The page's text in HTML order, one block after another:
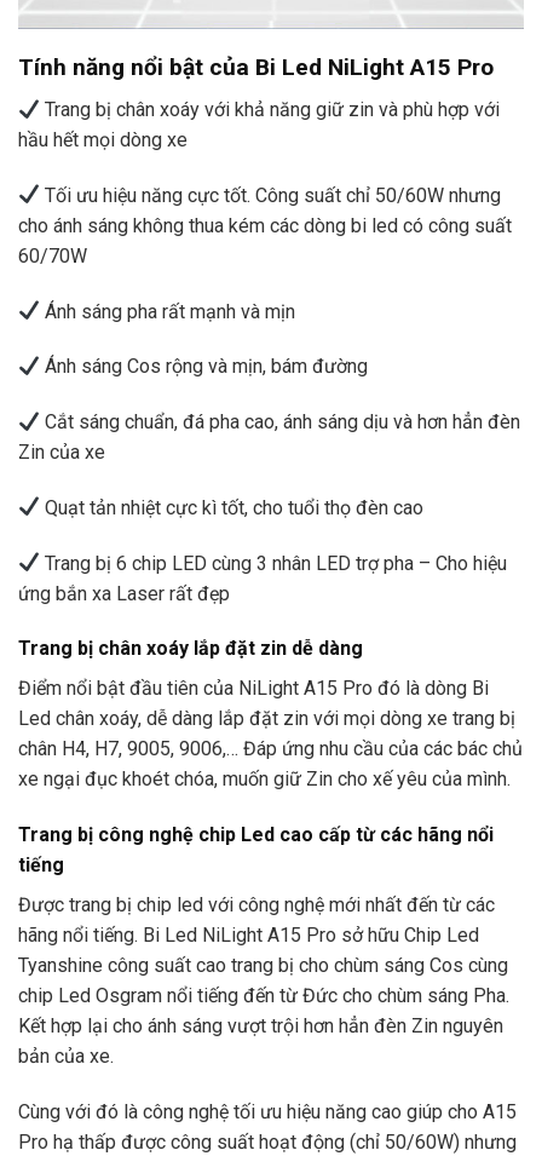
Tính năng nổi bật của Bi Led NiLight A15 Pro
Trang bị chân xoáy với khả năng giữ zin và phù hợp với
hầu hết mọi dòng xe
Tối ưu hiệu năng cực tốt. Công suất chỉ 50/60W nhưng
cho ánh sáng không thua kém các dòng bi led có công suất
60/70W
Ánh sáng pha rất mạnh và mịn
Ánh sáng Cos rộng và mịn, bám đường
Cắt sáng chuẩn, đá pha cao, ánh sáng dịu và hơn hẳn đèn
Zin của xe
Quạt tản nhiệt cực kì tốt, cho tuổi thọ đèn cao
Trang bị 6 chip LED cùng 3 nhân LED trợ pha – Cho hiệu
ứng bắn xa Laser rất đẹp
Trang bị chân xoáy lắp đặt zin dễ dàng
Điểm nổi bật đầu tiên của NiLight A15 Pro đó là dòng Bi
Led chân xoáy, dễ dàng lắp đặt zin với mọi dòng xe trang bị
chân H4, H7, 9005, 9006,… Đáp ứng nhu cầu của các bác chủ
xe ngại đục khoét chóa, muốn giữ Zin cho xế yêu của mình.
Trang bị công nghệ chip Led cao cấp từ các hãng nổi
tiếng
Được trang bị chip led với công nghệ mới nhất đến từ các
hãng nổi tiếng. Bi Led NiLight A15 Pro sở hữu Chip Led
Tyanshine công suất cao trang bị cho chùm sáng Cos cùng
chip Led Osgram nổi tiếng đến từ Đức cho chùm sáng Pha.
Kết hợp lại cho ánh sáng vượt trội hơn hẳn đèn Zin nguyên
bản của xe.
Cùng với đó là công nghệ tối ưu hiệu năng cao giúp cho A15
Pro hạ thấp được công suất hoạt động (chỉ 50/60W) nhưng